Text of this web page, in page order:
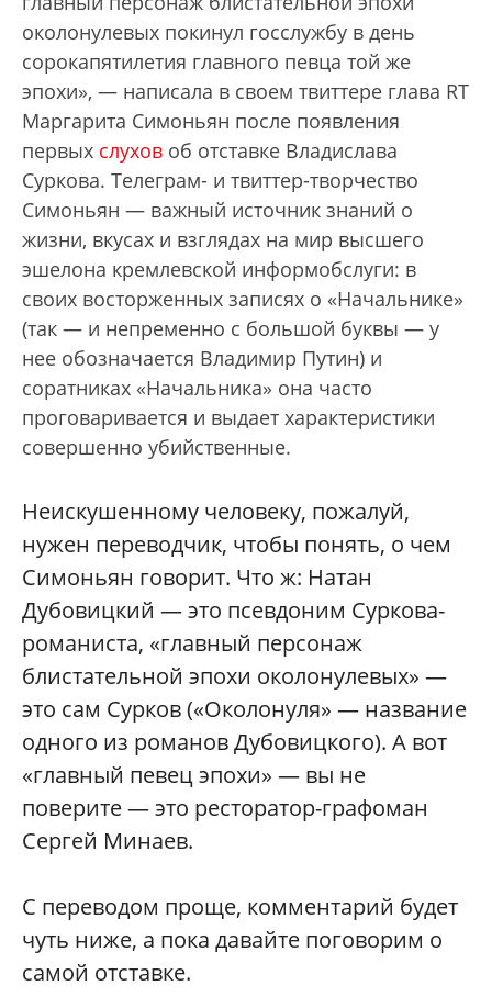
околонулевых покинул госслужбу в день
сорокапятилетия главного певца той же
эпохи», — написала в своем твиттере глава RT
Маргарита Симоньян после появления
первых слухов об отставке Владислава
Суркова. Телеграм- и твиттер-творчество
Симоньян — важный источник знаний о
жизни, вкусах и взглядах на мир высшего
эшелона кремлевской информобслуги: в
своих восторженных записях о «Начальнике»
(так — и непременно с большой буквы — у
нее обозначается Владимир Путин) и
соратниках «Начальника» она часто
проговаривается и выдает характеристики
совершенно убийственные.
Неискушенному человеку, пожалуй,
нужен переводчик, чтобы понять, о чем
Симоньян говорит. Что ж: Натан
Дубовицкий — это псевдоним Суркова-
романиста, «главный персонаж
блистательной эпохи околонулевых» —
это сам Сурков («Околонуля» — название
одного из романов Дубовицкого). А вот
«главный певец эпохи» — вы не
поверите — это ресторатор-графоман
Сергей Минаев.
С переводом проще, комментарий будет
чуть ниже, а пока давайте поговорим о
самой отставке.